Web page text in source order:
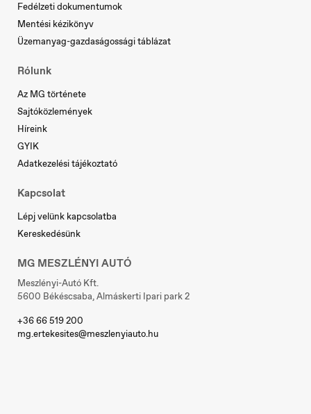
Portugal
Português
Serbia
Slovakia
Slovenia
Slovenščina
Fedélzeti dokumentumok
Mentési kézikönyv
Üzemanyag-gazdaságossági táblázat
Rólunk
Az MG története
Sajtóközlemények
Híreink
GYIK
Adatkezelési tájékoztató
Kapcsolat
Lépj velünk kapcsolatba
Kereskedésünk
MG MESZLÉNYI AUTÓ
Meszlényi-Autó Kft.
5600 Békéscsaba, Almáskerti Ipari park 2
+36 66 519 200
mg.ertekesites@meszlenyiauto.hu